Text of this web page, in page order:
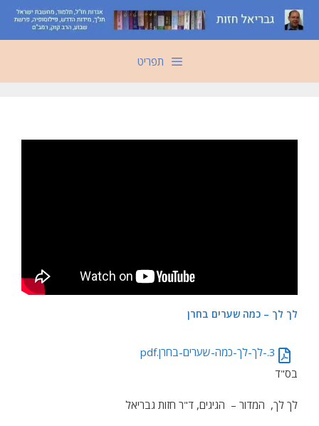
לדלג
לתוכן
תפריט
לך לך – כמה שערים בחרן
3.-לך-לך-כמה-שערים-בחרן.pdf
בס"ד
לך לך, המדור – הגיגים, ד"ר חזות גבריאל